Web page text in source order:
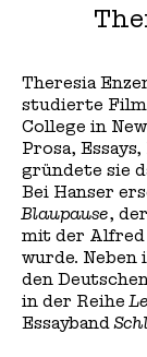
Theresia
studierte Film
College in
Prosa,
gründete sie
Bei Hanser
Blaupause,
mit der Alfred
wurde. Neben
den
in der Reihe
Essayband